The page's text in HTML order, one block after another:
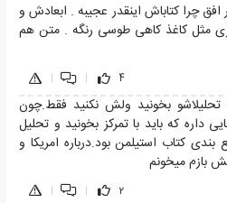
چرا کتاباش اینقدر عجیبه . ابعادش و
مثل کاغذ کاهی طوسی رنگه . متن هم
4
|
|
بخونید ولش نکنید فقط.چون
که باید با تمرکز بخونید و تحلیل
کتاب استیلمن بود.درباره امریکا و
بازم میخونم
2
|
|